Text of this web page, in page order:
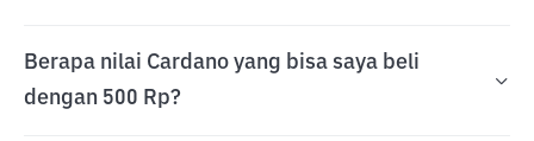
Berapa nilai Cardano yang bisa saya beli
dengan 500 Rp?